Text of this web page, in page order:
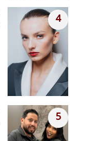
4
5